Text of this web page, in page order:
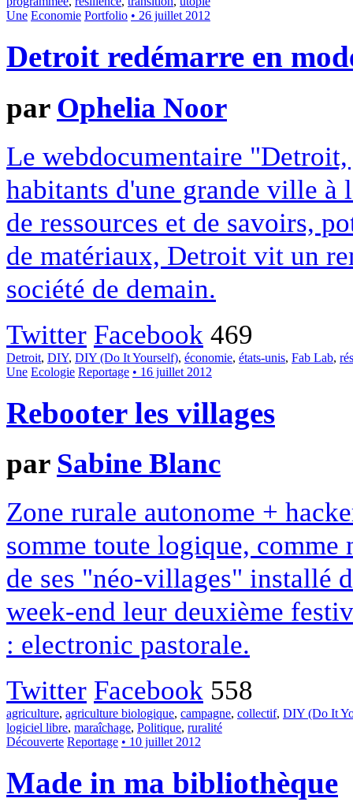
Une Economie Portfolio • 26 juillet 2012
Detroit redémarre en
par Ophelia Noor
Le webdocumentaire
habitants d'une grande ville à
de ressources et de savoirs,
de matériaux, Detroit vit un
société de demain.
Twitter Facebook 469
Detroit, DIY, DIY (Do It Yourself), économie, états-unis, Fab Lab,
Une Ecologie Reportage • 16 juillet 2012
Rebooter les villages
par Sabine Blanc
Zone rurale autonome +
somme toute logique,
de ses "néo-villages" installé
week-end leur deuxième
: electronic pastorale.
Twitter Facebook 558
agriculture, agriculture biologique, campagne, collectif, DIY (Do It
logiciel libre, maraîchage, Politique, ruralité
Découverte Reportage • 10 juillet 2012
Made in ma bibliothèque